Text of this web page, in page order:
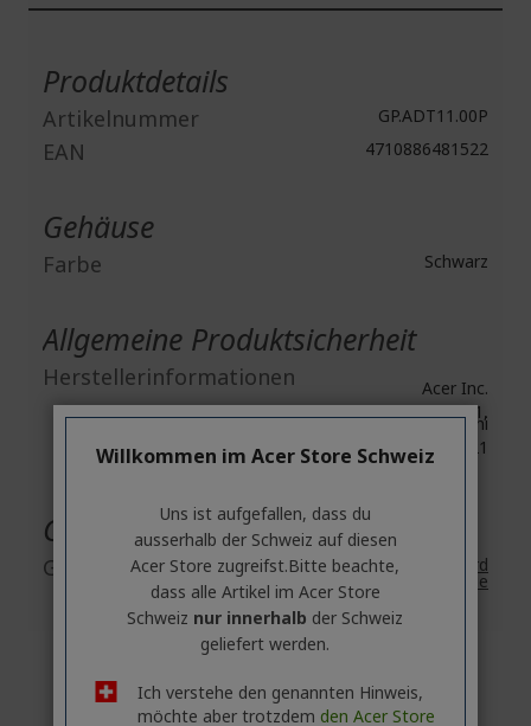
Produktdetails
Artikelnummer GP.ADT11.00P
EAN 4710886481522
Gehäuse
Farbe Schwarz
Allgemeine Produktsicherheit
Herstellerinformationen
Acer Inc.
8F, No. 88, Section 1,
Xin Tai 5th Road, Xizhi
New Taipei City 221
Garantie
Garantie 2 Jahre Standard
Garantie
Willkommen im Acer Store Schweiz
Uns ist aufgefallen, dass du
ausserhalb ​der Schweiz auf diesen
Acer Store zugreifst.​Bitte beachte,
dass alle Artikel im Acer Store
Schweiz nur innerhalb der Schweiz
geliefert werden.
Ich verstehe den genannten Hinweis,
möchte aber trotzdem den Acer Store